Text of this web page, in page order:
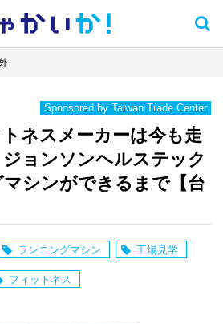
かい か！
Sponsored by Taiwan Trade Center
ネスメーカーは今も走
ョンソンヘルステック
シンができるまで【台
ランニングマシン 工場見学
フィットネス